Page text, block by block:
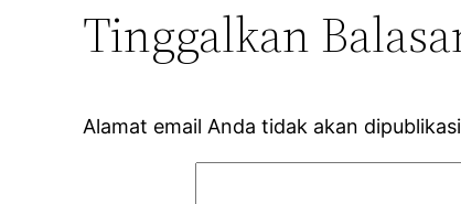
Tinggalkan
Alamat email Anda tidak akan